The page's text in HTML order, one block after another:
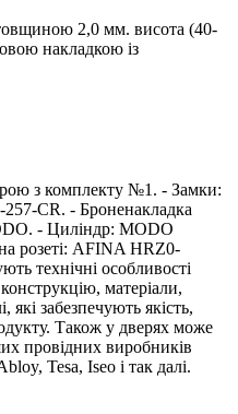
2,0 мм. висота (40-
накладкою із
з комплекту №1. - Замки:
CR. - Броненакладка
- Циліндр: MODO
розеті: AFINA HRZ0-
технічні особливості
матеріали,
які забезпечують якість,
Також у дверях може
провідних виробників
Tesa, Iseo і так далі.